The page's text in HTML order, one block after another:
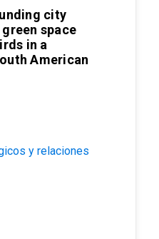
city
space
in a
American
y relaciones